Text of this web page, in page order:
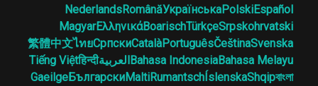
Español
Polski
Українська
Română
Nederlands
Srpskohrvatski
Türkçe
Boarisch
Ελληνικά
Magyar
Svenska
Čeština
Português
Català
Српски
ไทย
繁體中文
Bahasa Melayu
Bahasa Indonesiaالعربيةहिन्दी
Tiếng Việt
বাংলা
Shqip
Íslenska
Rumantsch
Malti
Български
Gaeilge